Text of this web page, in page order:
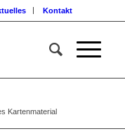
Kontakt
Kartenmaterial